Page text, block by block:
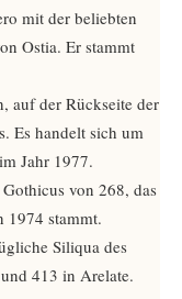
mit der beliebten
Ostia. Er stammt
auf der Rückseite der
Es handelt sich um
Jahr 1977.
von 268, das
1974 stammt.
Siliqua des
413 in Arelate.